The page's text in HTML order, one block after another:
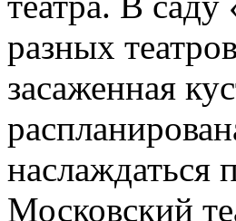
разных
засаженная
наслаждаться
Московский